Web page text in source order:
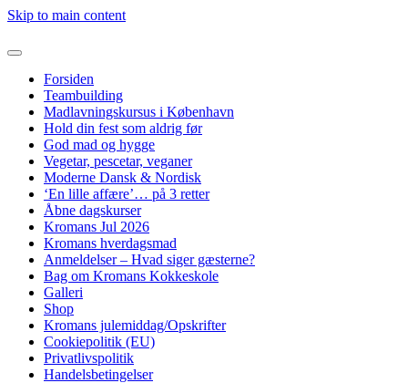
Skip to main content
Forsiden
Teambuilding
Madlavningskursus i København
Hold din fest som aldrig før
God mad og hygge
Vegetar, pescetar, veganer
Moderne Dansk & Nordisk
‘En lille affære’… på 3 retter
Åbne dagskurser
Kromans Jul 2026
Kromans hverdagsmad
Anmeldelser – Hvad siger gæsterne?
Bag om Kromans Kokkeskole
Galleri
Shop
Kromans julemiddag/Opskrifter
Cookiepolitik (EU)
Privatlivspolitik
Handelsbetingelser